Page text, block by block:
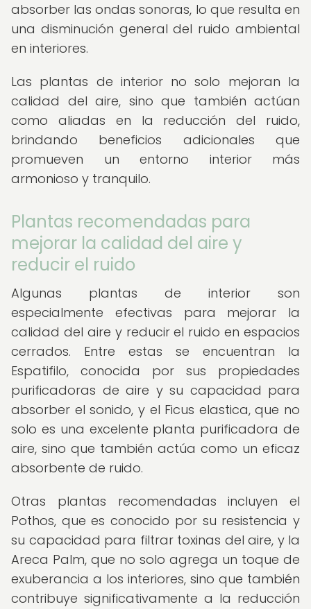
absorber las ondas sonoras, lo que resulta en
una disminución general del ruido ambiental
en interiores.
Las plantas de interior no solo mejoran la
calidad del aire, sino que también actúan
como aliadas en la reducción del ruido,
brindando beneficios adicionales que
promueven un entorno interior más
armonioso y tranquilo.
Plantas recomendadas para
mejorar la calidad del aire y
reducir el ruido
Algunas plantas de interior son
especialmente efectivas para mejorar la
calidad del aire y reducir el ruido en espacios
cerrados. Entre estas se encuentran la
Espatifilo, conocida por sus propiedades
purificadoras de aire y su capacidad para
absorber el sonido, y el Ficus elastica, que no
solo es una excelente planta purificadora de
aire, sino que también actúa como un eficaz
absorbente de ruido.
Otras plantas recomendadas incluyen el
Pothos, que es conocido por su resistencia y
su capacidad para filtrar toxinas del aire, y la
Areca Palm, que no solo agrega un toque de
exuberancia a los interiores, sino que también
contribuye significativamente a la reducción